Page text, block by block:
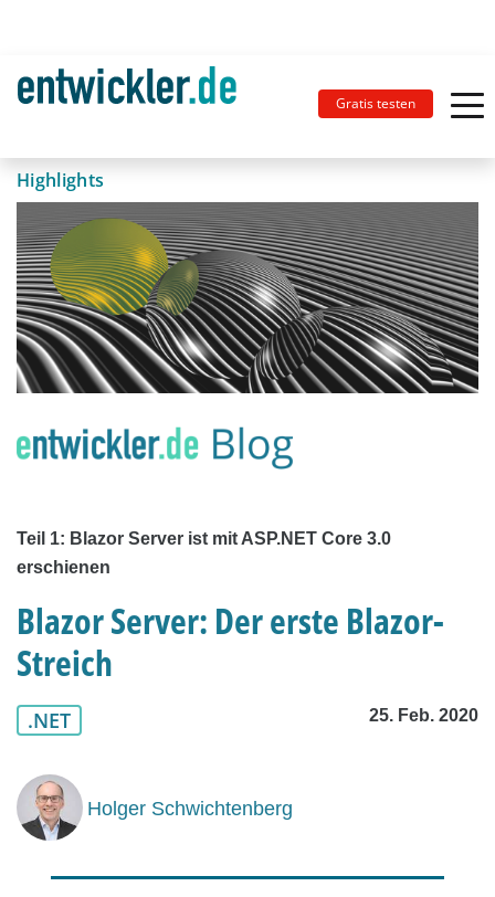
Gratis testen
Highlights
Teil 1: Blazor Server ist mit ASP.NET Core 3.0
erschienen
Blazor Server: Der erste Blazor-
Streich
.NET 25. Feb. 2020
Holger Schwichtenberg